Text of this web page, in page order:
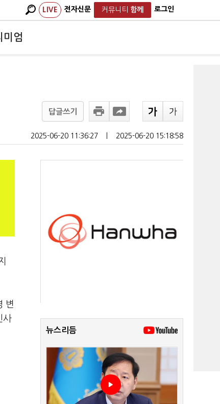
LIVE 전자신문 커뮤니티 함께 로그인
미엄
답글쓰기
2025-06-20 11:36:27 2025-06-20 15:18:58
변
사
뉴스리듬